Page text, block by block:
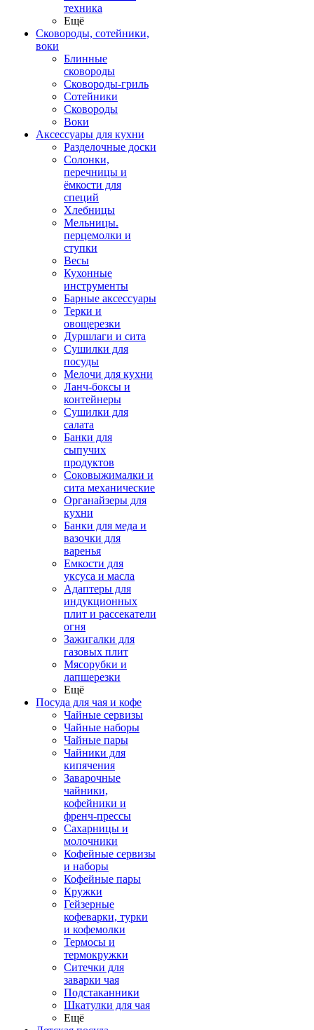
техника
Ещё
Сковороды, сотейники,
воки
Блинные
сковороды
Сковороды-гриль
Сотейники
Сковороды
Воки
Аксессуары для кухни
Разделочные доски
Солонки,
перечницы и
ёмкости для
специй
Хлебницы
Мельницы.
перцемолки и
ступки
Весы
Кухонные
инструменты
Барные аксессуары
Терки и
овощерезки
Дуршлаги и сита
Сушилки для
посуды
Мелочи для кухни
Ланч-боксы и
контейнеры
Сушилки для
салата
Банки для
сыпучих
продуктов
Соковыжималки и
сита механические
Органайзеры для
кухни
Банки для меда и
вазочки для
варенья
Емкости для
уксуса и масла
Адаптеры для
индукционных
плит и рассекатели
огня
Зажигалки для
газовых плит
Мясорубки и
лапшерезки
Ещё
Посуда для чая и кофе
Чайные сервизы
Чайные наборы
Чайные пары
Чайники для
кипячения
Заварочные
чайники,
кофейники и
френч-прессы
Сахарницы и
молочники
Кофейные сервизы
и наборы
Кофейные пары
Кружки
Гейзерные
кофеварки, турки
и кофемолки
Термосы и
термокружки
Ситечки для
заварки чая
Подстаканники
Шкатулки для чая
Ещё